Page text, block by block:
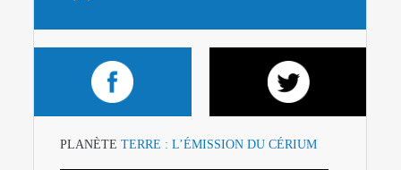
PLANÈTE TERRE : L’ÉMISSION DU CÉRIUM